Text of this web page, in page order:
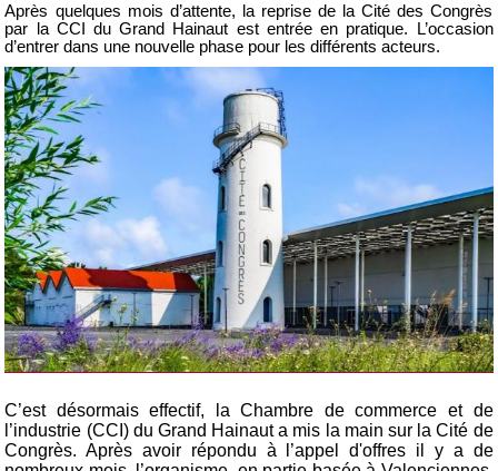
Après quelques mois d’attente, la reprise de la Cité des Congrès
par la CCI du Grand Hainaut est entrée en pratique. L’occasion
d’entrer dans une nouvelle phase pour les différents acteurs.
C’est désormais effectif, la Chambre de commerce et de
l’industrie (CCI) du Grand Hainaut a mis la main sur la Cité de
Congrès. Après avoir répondu à l’appel d'offres il y a de